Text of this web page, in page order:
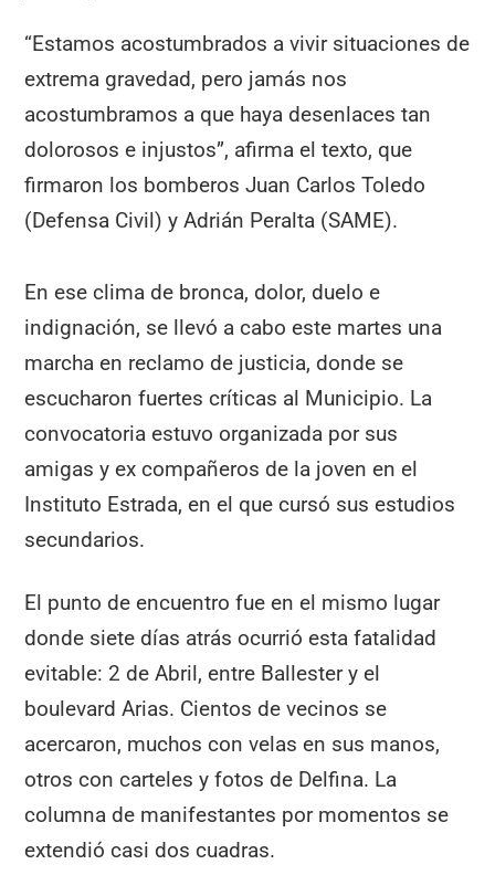
“Estamos acostumbrados a vivir situaciones de
extrema gravedad, pero jamás nos
acostumbramos a que haya desenlaces tan
dolorosos e injustos”, afirma el texto, que
firmaron los bomberos Juan Carlos Toledo
(Defensa Civil) y Adrián Peralta (SAME).
En ese clima de bronca, dolor, duelo e
indignación, se llevó a cabo este martes una
marcha en reclamo de justicia, donde se
escucharon fuertes críticas al Municipio. La
convocatoria estuvo organizada por sus
amigas y ex compañeros de la joven en el
Instituto Estrada, en el que cursó sus estudios
secundarios.
El punto de encuentro fue en el mismo lugar
donde siete días atrás ocurrió esta fatalidad
evitable: 2 de Abril, entre Ballester y el
boulevard Arias. Cientos de vecinos se
acercaron, muchos con velas en sus manos,
otros con carteles y fotos de Delfina. La
columna de manifestantes por momentos se
extendió casi dos cuadras.